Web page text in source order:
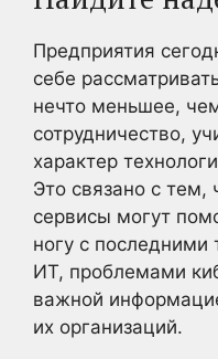
Предприятия
себе
нечто меньшее,
сотрудничество,
характер
Это связано с
сервисы могут
ногу с последними
ИТ, проблемами
важной
их организаций.